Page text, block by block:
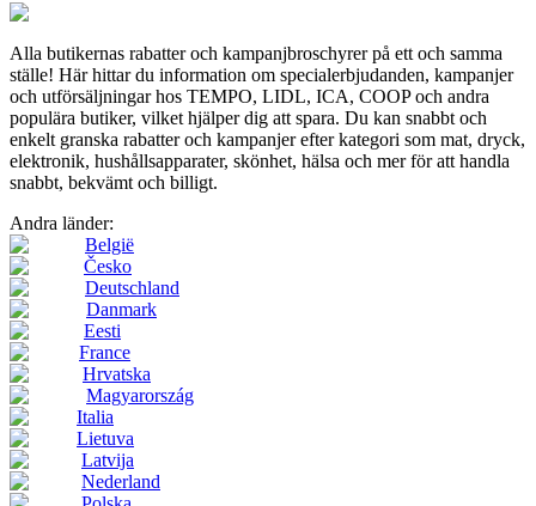
Alla butikernas rabatter och kampanjbroschyrer på ett och samma
ställe! Här hittar du information om specialerbjudanden, kampanjer
och utförsäljningar hos TEMPO, LIDL, ICA, COOP och andra
populära butiker, vilket hjälper dig att spara. Du kan snabbt och
enkelt granska rabatter och kampanjer efter kategori som mat, dryck,
elektronik, hushållsapparater, skönhet, hälsa och mer för att handla
snabbt, bekvämt och billigt.
Andra länder:
België
Česko
Deutschland
Danmark
Eesti
France
Hrvatska
Magyarország
Italia
Lietuva
Latvija
Nederland